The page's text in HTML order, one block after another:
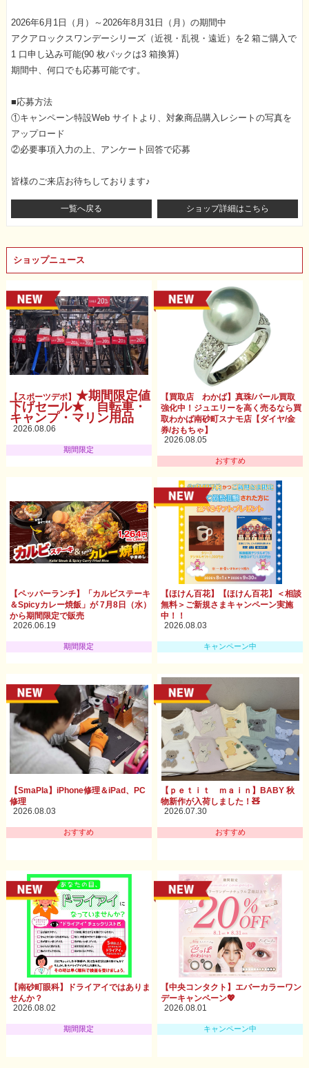
2026年6月1日（月）～2026年8月31日（月）の期間中
アクアロックスワンデーシリーズ（近視・乱視・遠近）を2 箱ご購入で
1 口申し込み可能(90 枚パックは3 箱換算)
期間中、何口でも応募可能です。
■応募方法
①キャンペーン特設Web サイトより、対象商品購入レシートの写真を
アップロード
②必要事項入力の上、アンケート回答で応募
皆様のご来店お待ちしております♪
一覧へ戻る ショップ詳細はこちら
ショップニュース
【スポーツデポ】 ★期間限定値
下げセール★ 自転車・
キャンプ・マリン用品
2026.08.06
期間限定
【買取店 わかば】真珠/パール買取
強化中！ジュエリーを高く売るなら買
取わかば南砂町スナモ店【ダイヤ/金
券/おもちゃ】
2026.08.05
おすすめ
【ペッパーランチ】「カルビステーキ
＆Spicyカレー焼飯」が 7月8日（水）
から期間限定で販売
2026.06.19
期間限定
【ほけん百花】【ほけん百花】＜相談
無料＞ご新規さまキャンペーン実施
中！！
2026.08.03
キャンペーン中
【SmaPla】iPhone修理＆iPad、PC
修理
2026.08.03
おすすめ
【ｐｅｔｉｔ ｍａｉｎ】BABY 秋
物新作が入荷しました！🧸
2026.07.30
おすすめ
【南砂町眼科】ドライアイではありま
せんか？
2026.08.02
期間限定
【中央コンタクト】エバーカラーワン
デーキャンペーン💖
2026.08.01
キャンペーン中